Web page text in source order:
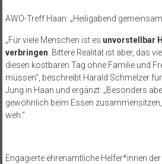
AWO-Treff Haan: „Heiligabend
„Für viele Menschen ist es unvorstellbar
verbringen . Bittere Realität ist aber, das
diesen kostbaren Tag ohne Familie und
müssen“, beschreibt Harald Schmelzer
Jung in Haan und ergänzt: „Besonders
gewöhnlich beim Essen
weh.“
Engagierte ehrenamtliche Helfer*innen